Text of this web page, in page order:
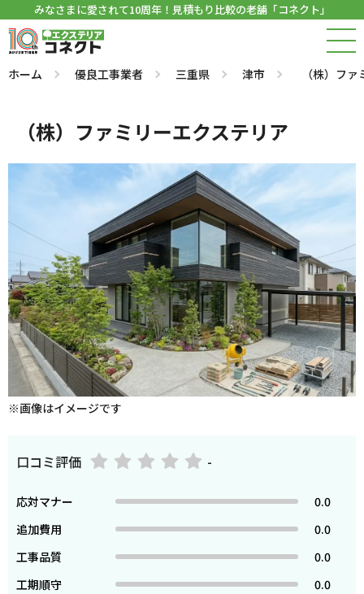
みなさまに愛されて10周年！見積もり比較の老舗「コネクト」
ホーム 優良工事業者 三重県 津市 （株）フ
（株）ファミリーエクステリア
※画像はイメージです
口コミ評価 -
応対マナー
0.0
追加費用
0.0
工事品質
0.0
工期順守
0.0